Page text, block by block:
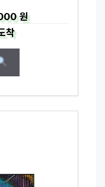
원
착